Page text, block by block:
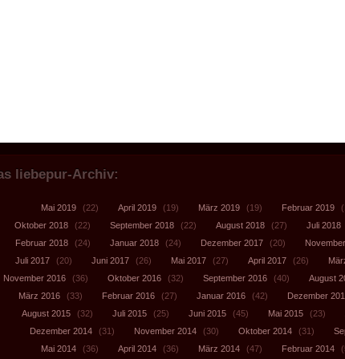
liebepur-Archiv:
Mai 2019 (22) April 2019 (19) März 2019 (19) Februar 2019
Oktober 2018
(22) September 2018 (22) August 2018 (27) Juli 2018
Februar 2018
(24) Januar 2018 (24) Dezember 2017 (20)
Juli 2017
(20) Juni 2017 (26) Mai 2017 (27) April 2017 (26)
November 2016
(36) Oktober 2016 (32) September 2016 (40) August
März 2016
(33) Februar 2016 (27) Januar 2016 (42) Dezember
August 2015
(32) Juli 2015 (25) Juni 2015 (45) Mai 2015 (23)
Dezember 2014
(31) November 2014 (30) Oktober 2014 (31)
Mai 2014
(36) April 2014 (36) März 2014 (47) Februar 2014